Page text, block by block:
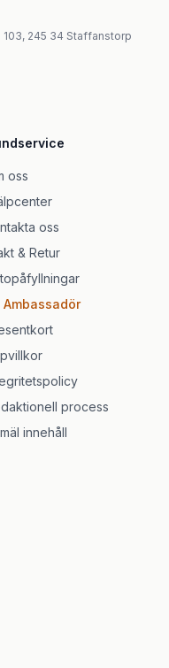
245 34 Staffanstorp
oss
oss
& Retur
Ambassadör
process
innehåll